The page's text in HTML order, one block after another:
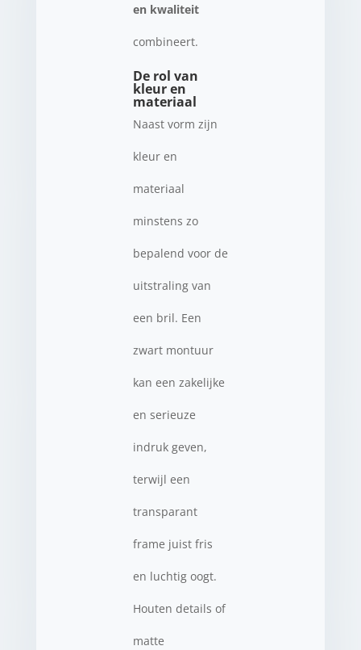
en kwaliteit
combineert.
De rol van
kleur en
materiaal
Naast vorm zijn
kleur en
materiaal
minstens zo
bepalend voor de
uitstraling van
een bril. Een
zwart montuur
kan een zakelijke
en serieuze
indruk geven,
terwijl een
transparant
frame juist fris
en luchtig oogt.
Houten details of
matte